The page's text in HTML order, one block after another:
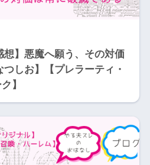
想】悪魔へ願う、その対価
しお】【プレラーティ・
】